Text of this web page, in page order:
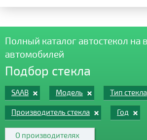
Полный каталог автостекол на
автомобилей
Подбор стекла
SAAB Модель Тип стекла
Производитель стекла Год
О производителях